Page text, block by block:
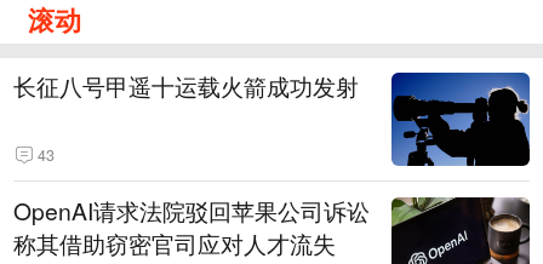
滚动
长征八号甲遥十运载火箭成功发射
43
OpenAI请求法院驳回苹果公司诉讼
称其借助窃密官司应对人才流失